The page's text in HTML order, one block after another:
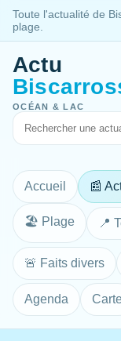
Toute l'actualité de
plage.
Actu
OCÉAN & LAC
Accueil 📰
🏖️ Plage 📍
🚨 Faits divers
Agenda